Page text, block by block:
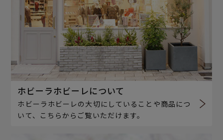
ホビーラホビーレについて
ホビーラホビーレの大切にしていることや商品につ
いて、こちらからご覧いただけます。